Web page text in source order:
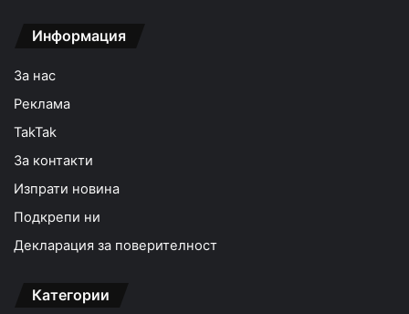
Информация
За нас
Реклама
TakTak
За контакти
Изпрати новина
Подкрепи ни
Декларация за поверителност
Категории